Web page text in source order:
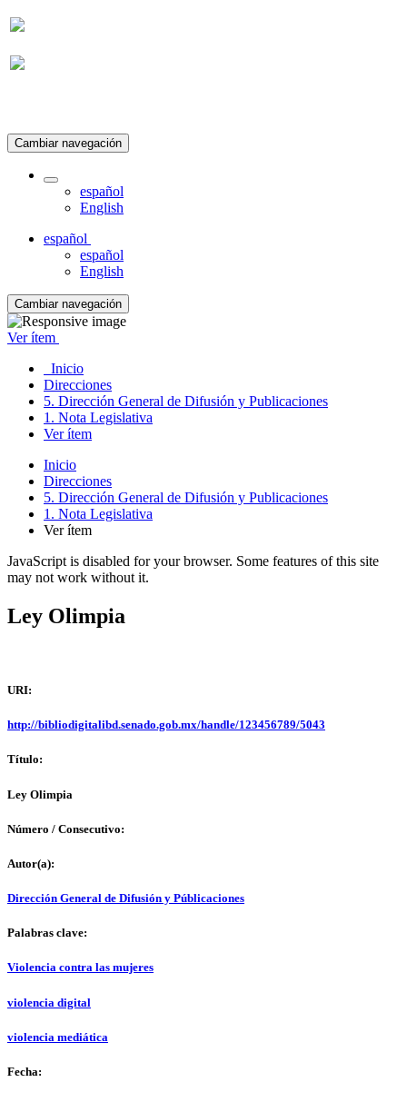
Cambiar navegación
español
English
español
español
English
Cambiar navegación
Ver ítem
Inicio
Direcciones
5. Dirección General de Difusión y Publicaciones
1. Nota Legislativa
Ver ítem
Inicio
Direcciones
5. Dirección General de Difusión y Publicaciones
1. Nota Legislativa
Ver ítem
JavaScript is disabled for your browser. Some features of this site
may not work without it.
Ley Olimpia
URI:
http://bibliodigitalibd.senado.gob.mx/handle/123456789/5043
Título:
Ley Olimpia
Número / Consecutivo:
Autor(a):
Dirección General de Difusión y Públicaciones
Palabras clave:
Violencia contra las mujeres
violencia digital
violencia mediática
Fecha: